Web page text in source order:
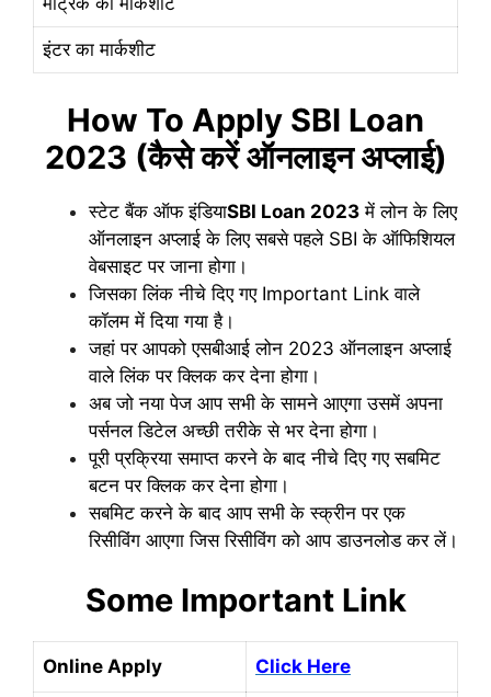
इंटर का मार्कशीट
How To Apply SBI Loan
2023 (कैसे करें ऑनलाइन अप्लाई)
स्टेट बैंक ऑफ इंडियाSBI Loan 2023 में लोन के लिए
ऑनलाइन अप्लाई के लिए सबसे पहले SBI के ऑफिशियल
वेबसाइट पर जाना होगा।
जिसका लिंक नीचे दिए गए Important Link वाले
कॉलम में दिया गया है।
जहां पर आपको एसबीआई लोन 2023 ऑनलाइन अप्लाई
वाले लिंक पर क्लिक कर देना होगा।
अब जो नया पेज आप सभी के सामने आएगा उसमें अपना
पर्सनल डिटेल अच्छी तरीके से भर देना होगा।
पूरी प्रक्रिया समाप्त करने के बाद नीचे दिए गए सबमिट
बटन पर क्लिक कर देना होगा।
सबमिट करने के बाद आप सभी के स्क्रीन पर एक
रिसीविंग आएगा जिस रिसीविंग को आप डाउनलोड कर लें।
Some Important Link
Online Apply Click Here